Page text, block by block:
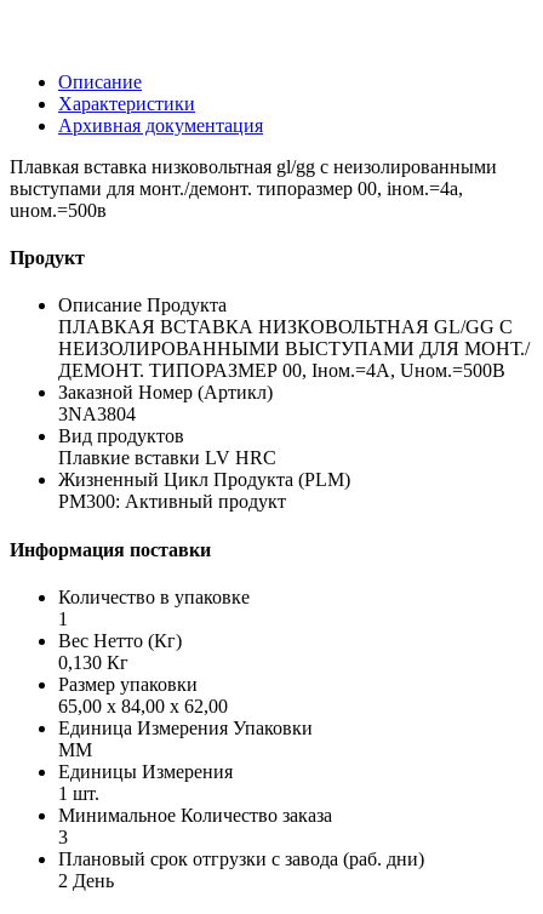
Описание
Характеристики
Архивная документация
Плавкая вставка низковольтная gl/gg с неизолированными
выступами для монт./демонт. типоразмер 00, iном.=4a,
uном.=500в
Продукт
Описание Продукта
ПЛАВКАЯ ВСТАВКА НИЗКОВОЛЬТНАЯ GL/GG С
НЕИЗОЛИРОВАННЫМИ ВЫСТУПАМИ ДЛЯ МОНТ./
ДЕМОНТ. ТИПОРАЗМЕР 00, Iном.=4A, Uном.=500В
Заказной Номер (Артикл)
3NA3804
Вид продуктов
Плавкие вставки LV HRC
Жизненный Цикл Продукта (PLM)
PM300: Активный продукт
Информация поставки
Количество в упаковке
1
Вес Нетто (Кг)
0,130 Кг
Размер упаковки
65,00 x 84,00 x 62,00
Единица Измерения Упаковки
MM
Единицы Измерения
1 шт.
Минимальное Количество заказа
3
Плановый срок отгрузки с завода (раб. дни)
2 День